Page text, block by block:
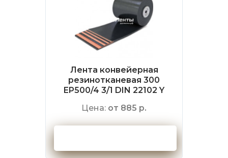
Лента конвейерная
резинотканевая 300
EP500/4 3/1 DIN 22102 Y
Цена: от 885 р.